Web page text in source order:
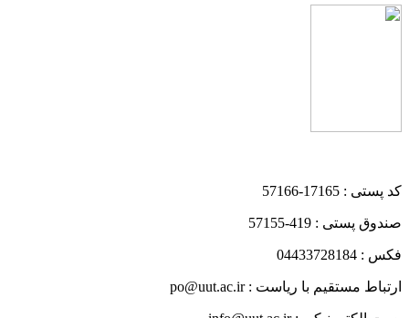
کد پستی : 17165-57166
صندوق پستی : 419-57155
فکس : 04433728184
ارتباط مستقیم با ریاست : po@uut.ac.ir